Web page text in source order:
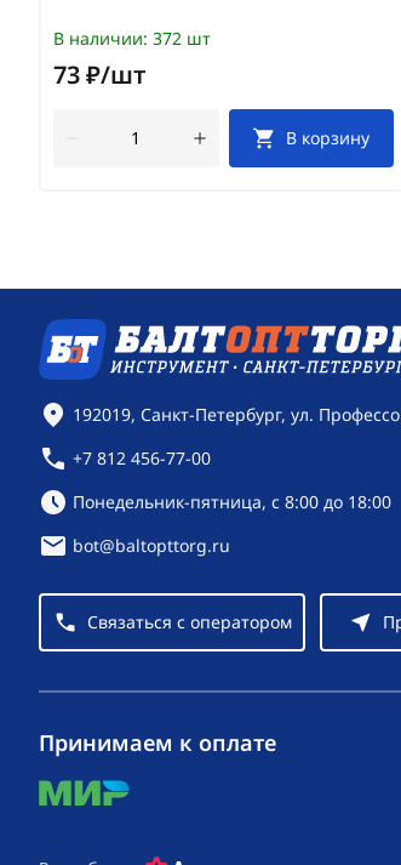
В наличии: 372 шт
73 ₽/шт
В корзину
Контактная информация
192019, Санкт-Петербург, ул.
+7 812 456-77-00
Режим работы:
Понедельник-пятница, с 8:00 до 18:00
bot@baltopttorg.ru
Связаться с оператором
Принимаем к оплате
mir